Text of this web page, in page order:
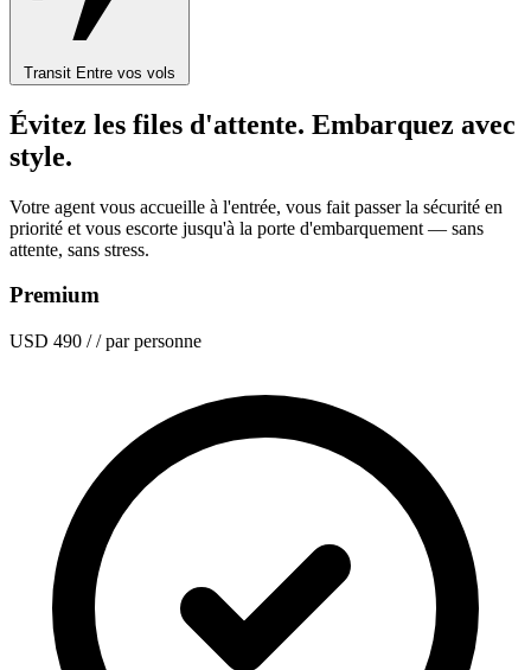
Transit Entre vos vols
Évitez les files d'attente. Embarquez avec
style.
Votre agent vous accueille à l'entrée, vous fait passer la sécurité en
priorité et vous escorte jusqu'à la porte d'embarquement — sans
attente, sans stress.
Premium
USD 490 / / par personne